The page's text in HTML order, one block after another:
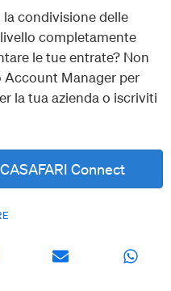
la condivisione delle
completamente
le tue entrate? Non
Manager per
la tua azienda o iscriviti
Connect